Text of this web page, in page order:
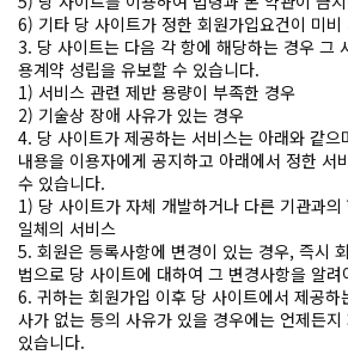
6) 기타 당 사이트가 정한 회원가입요건이 미비
3. 당 사이트는 다음 각 항에 해당하는 경우 그
용계약 성립을 유보할 수 있습니다.
1) 서비스 관련 제반 용량이 부족한 경우
2) 기술상 장애 사유가 있는 경우
4. 당 사이트가 제공하는 서비스는 아래와 같으
내용을 이용자에게 공지하고 아래에서 정한 서
수 있습니다.
1) 당 사이트가 자체 개발하거나 다른 기관과
일체의 서비스
5. 회원은 등록사항에 변경이 있는 경우, 즉시
법으로 당 사이트에 대하여 그 변경사항을 알려
6. 귀하는 회원가입 이후 당 사이트에서 제공하
사가 없는 등의 사유가 있을 경우에는 언제든
있습니다.